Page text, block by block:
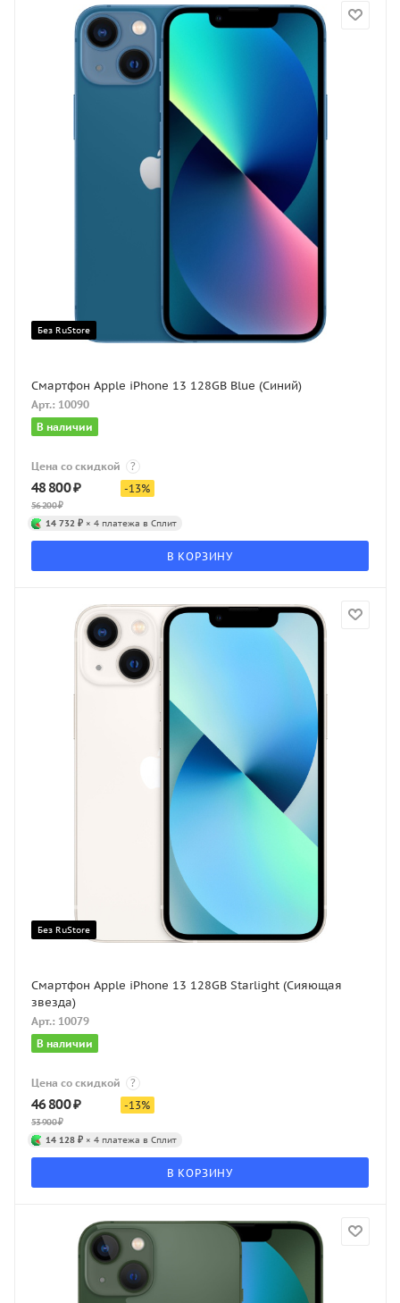
Без RuStore
Смартфон Apple iPhone 13 128GB Blue (Синий)
Арт.: 10090
В наличии
Цена со скидкой ?
48 800₽
56 200₽
-13%
14 732 ₽ × 4 платежа в Сплит
В КОРЗИНУ
Без RuStore
Смартфон Apple iPhone 13 128GB Starlight (Сияющая
звезда)
Арт.: 10079
В наличии
Цена со скидкой ?
46 800₽
53 900₽
-13%
14 128 ₽ × 4 платежа в Сплит
В КОРЗИНУ